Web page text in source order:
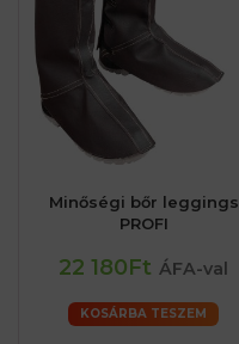
Minőségi bőr leggings
PROFI
22 180Ft ÁFA-val
KOSÁRBA TESZEM